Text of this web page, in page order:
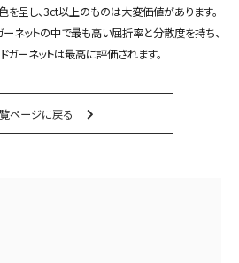
を呈し、3ct以上のものは大変価値があります。
ネットの中で最も高い屈折率と分散度を持ち、
ーネットは最高に評価されます。
ページに戻る